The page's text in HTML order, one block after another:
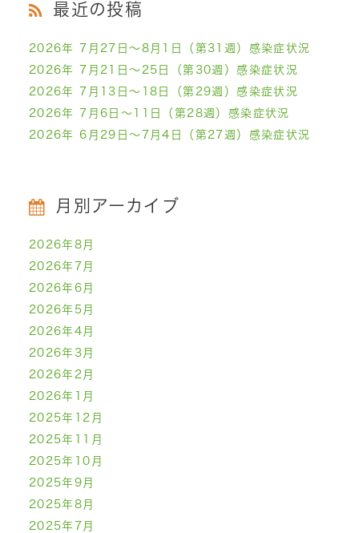
最近の投稿
2026年 7月27日～8月1日（第31週）感染症状況
2026年 7月21日～25日（第30週）感染症状況
2026年 7月13日～18日（第29週）感染症状況
2026年 7月6日～11日（第28週）感染症状況
2026年 6月29日～7月4日（第27週）感染症状況
月別アーカイブ
2026年8月
2026年7月
2026年6月
2026年5月
2026年4月
2026年3月
2026年2月
2026年1月
2025年12月
2025年11月
2025年10月
2025年9月
2025年8月
2025年7月